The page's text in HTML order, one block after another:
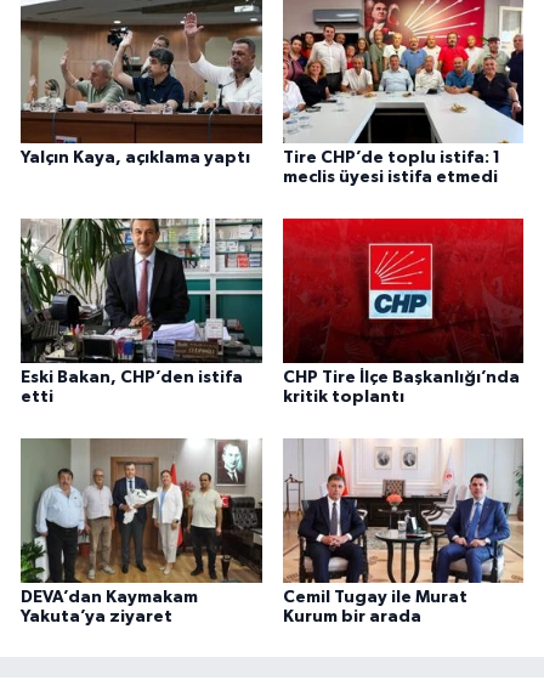
Yalçın Kaya, açıklama yaptı
Tire CHP’de toplu istifa: 1
meclis üyesi istifa etmedi
Eski Bakan, CHP’den istifa
etti
CHP Tire İlçe Başkanlığı’nda
kritik toplantı
DEVA’dan Kaymakam
Yakuta’ya ziyaret
Cemil Tugay ile Murat
Kurum bir arada